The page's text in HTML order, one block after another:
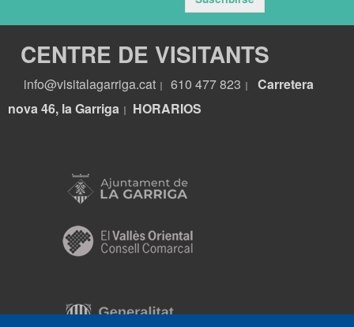
CENTRE DE VISITANTS
info@visitalagarriga.cat 610 477 823
Carretera
nova 46, la Garriga
HORARIOS